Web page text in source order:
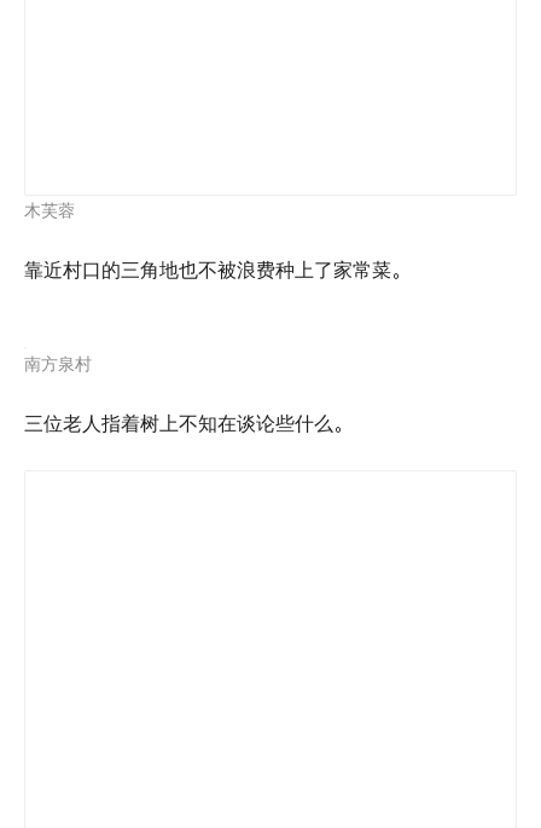
木芙蓉
靠近村口的三角地也不被浪费种上了家常菜。
南方泉村
三位老人指着树上不知在谈论些什么。